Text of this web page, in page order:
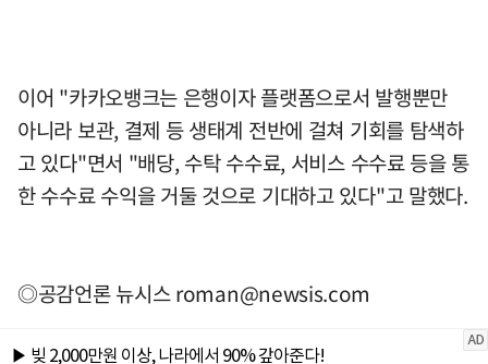
이어 "카카오뱅크는 은행이자 플랫폼으로서 발행뿐만
아니라 보관, 결제 등 생태계 전반에 걸쳐 기회를 탐색하
고 있다"면서 "배당, 수탁 수수료, 서비스 수수료 등을 통
한 수수료 수익을 거둘 것으로 기대하고 있다"고 말했다.
◎공감언론 뉴시스roman@newsis.com